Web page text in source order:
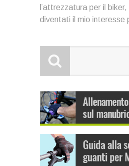
l’attrezzatura per il
diventati il mio interesse